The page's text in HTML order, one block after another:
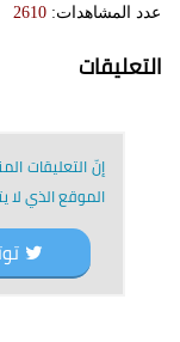
عدد المشاهدات: 2610
التعليقات
إنّ التعليقات
الموقع الذي لا